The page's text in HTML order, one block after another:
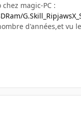
magic-PC :
d'années,et vu